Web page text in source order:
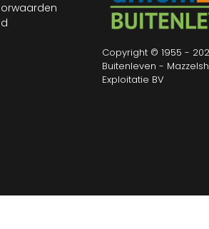
Copyright © 1955 -
Buitenleven -
Exploitatie BV